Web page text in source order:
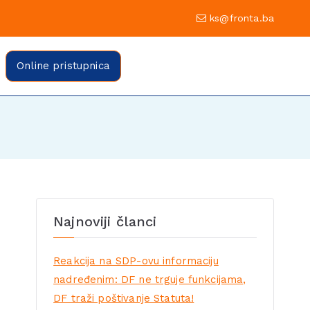
Sarajevo ks@fronta.ba
fronte Sarajevo
Online pristupnica
Najnoviji članci
Reakcija na SDP-ovu informaciju
nadređenim: DF ne trguje funkcijama,
DF traži poštivanje Statuta!